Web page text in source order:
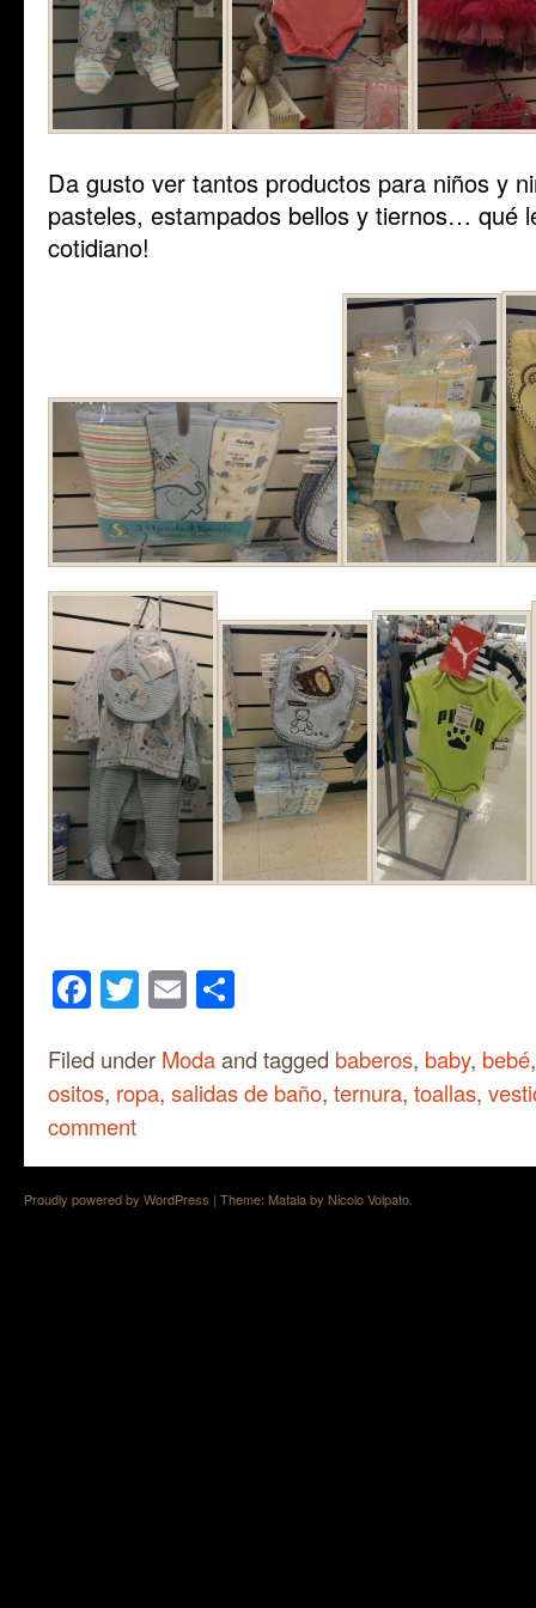
Da gusto ver tantos productos para niños y
pasteles, estampados bellos y tiernos… qué
cotidiano!
Facebook
Twitter
Email
Filed under Modaand tagged baberos, baby, bebé
ositos, ropa, salidas de baño, ternura, toallas,
comment
Proudly powered by WordPress | Theme: Matala by Nicolo Volpato.